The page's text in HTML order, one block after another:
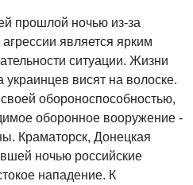
прошлой ночью из-за
является ярким
ситуации. Жизни
украинцев висят на волоске.
обороноспособностью,
оборонное вооружение -
Краматорск, Донецкая
ночью российские
нападение. К